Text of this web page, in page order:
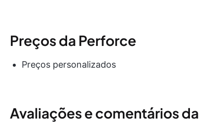
Preços da Perforce
Preços personalizados
Avaliações e comentários da